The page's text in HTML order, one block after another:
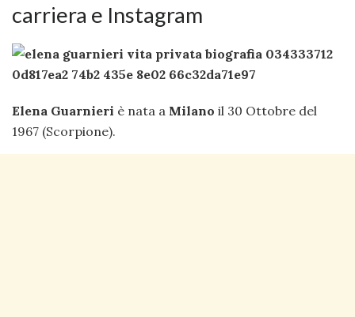
carriera e Instagram
Elena Guarnieri è nata a Milano il 30 Ottobre del
1967 (Scorpione).